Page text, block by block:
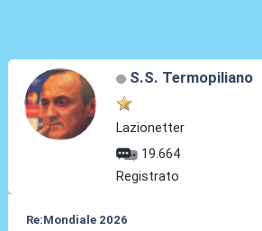
S.S. Termopiliano
Lazionetter
19.664
Registrato
Re:Mondiale 2026